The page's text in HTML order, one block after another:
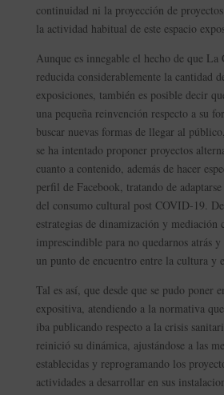
continuidad ni la proyección de
la actividad habitual de este espacio
Aunque es innegable el hecho de que La
reducida considerablemente la cantidad
exposiciones, también es posible decir
una pequeña reinvención respecto a su
buscar nuevas formas de llegar al
se ha intentado proponer proyectos
cuanto a contenido, además de hacer
perfil de Facebook, tratando de
del consumo cultural post COVID-19.
estrategias de dinamización y mediación
imprescindible para no quedarnos atrás
un punto de encuentro entre la cultura y
Tal es así, que desde que se pudo poner
expositiva, atendiendo a la normativa
iba publicando respecto a la crisis
reinició su dinámica, ajustándose a las
establecidas y reprogramando los
actividades a desarrollar en sus